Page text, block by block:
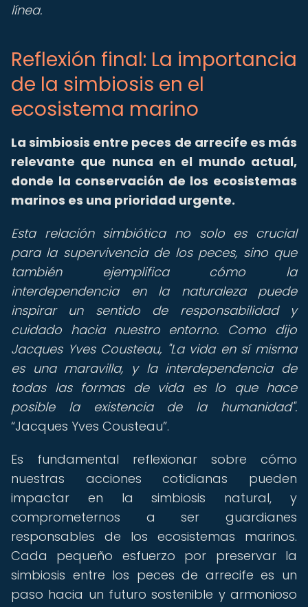
línea.
Reflexión final: La importancia
de la simbiosis en el
ecosistema marino
Lasimbiosis entre peces de arrecife es más
relevante que nunca en el mundo actual,
donde la conservación de los ecosistemas
marinos es una prioridad urgente.
Esta relación simbiótica no solo es crucial
para la supervivencia de los peces, sino que
también ejemplifica cómo la
interdependencia en la naturaleza puede
inspirar un sentido de responsabilidad y
cuidado hacia nuestro entorno. Como dijo
Jacques Yves Cousteau, "La vida en sí misma
es una maravilla, y la interdependencia de
todas las formas de vida es lo que hace
posible la existencia de la humanidad".
Jacques Yves Cousteau .
Es fundamental reflexionar sobre cómo
nuestras acciones cotidianas pueden
impactar en la simbiosis natural, y
comprometernos a ser guardianes
responsables de los ecosistemas marinos.
Cada pequeño esfuerzo por preservar la
simbiosis entre los peces de arrecife es un
paso hacia un futuro sostenible y armonioso